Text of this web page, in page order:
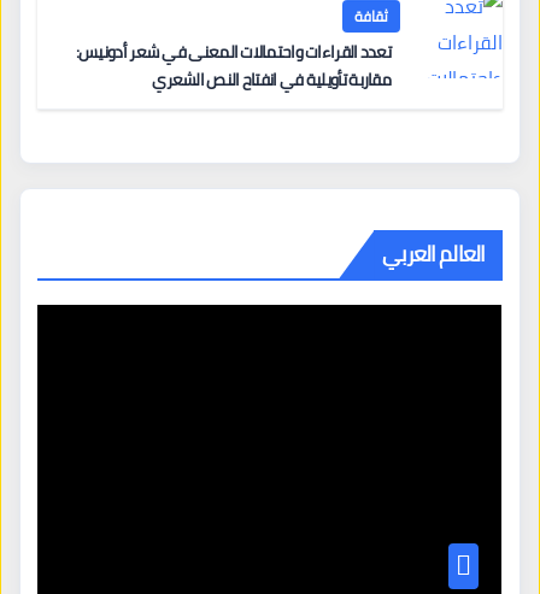
ثقافة
تعدد القراءات واحتمالات المعنى في شعر أدونيس:
مقاربة تأويلية في انفتاح النص الشعري
العالم العربي